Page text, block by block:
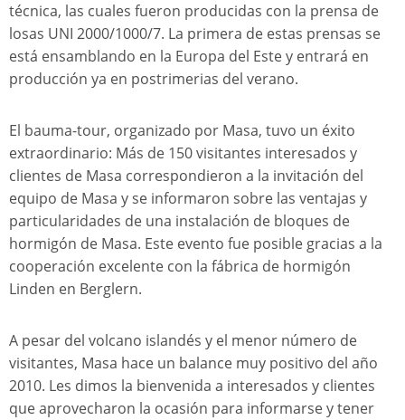
técnica, las cuales fueron producidas con la prensa de
losas UNI 2000/1000/7. La primera de estas prensas se
está ensamblando en la Europa del Este y entrará en
producción ya en postrimerias del verano.
El bauma-tour, organizado por Masa, tuvo un éxito
extraordinario: Más de 150 visitantes interesados y
clientes de Masa correspondieron a la invitación del
equipo de Masa y se informaron sobre las ventajas y
particularidades de una instalación de bloques de
hormigón de Masa. Este evento fue posible gracias a la
cooperación excelente con la fábrica de hormigón
Linden en Berglern.
A pesar del volcano islandés y el menor número de
visitantes, Masa hace un balance muy positivo del año
2010. Les dimos la bienvenida a interesados y clientes
que aprovecharon la ocasión para informarse y tener